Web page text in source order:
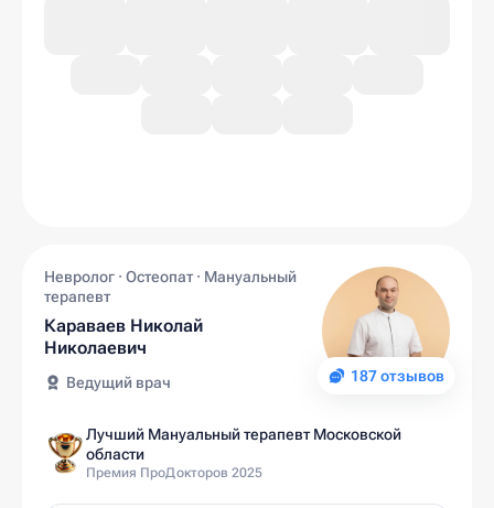
187 отзывов
Невролог · Остеопат · Мануальный
терапевт
Караваев Николай
Николаевич
Ведущий врач
Лучший Мануальный терапевт Московской
области
Премия ПроДокторов 2025